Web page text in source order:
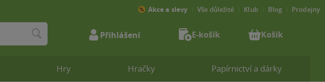
Hry Hračky Papírnictví a dárky
Akce a slevy Vše důležité Klub Blog Prodejny
Přihlášení E-košík Košík